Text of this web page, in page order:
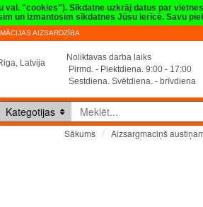
"cookies"). Sīkdatne uzkrāj datus par
un izmantosim sīkdatnes Jūsu ierīcē. Savu
AIZSARDZĪBA
Latvija
Noliktavas darba laiks
Pirmd. - Piektdiena. 9:00 - 17:00
Sestdiena. Svētdiena. - brīvdiena
Kategotijas
Sākums Aizsargmaciņš